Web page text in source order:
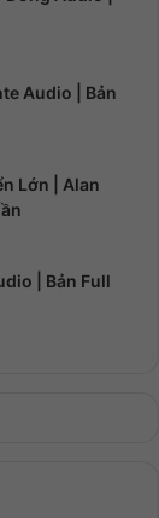
Audio | Bản
Lớn | Alan
| Bản Full